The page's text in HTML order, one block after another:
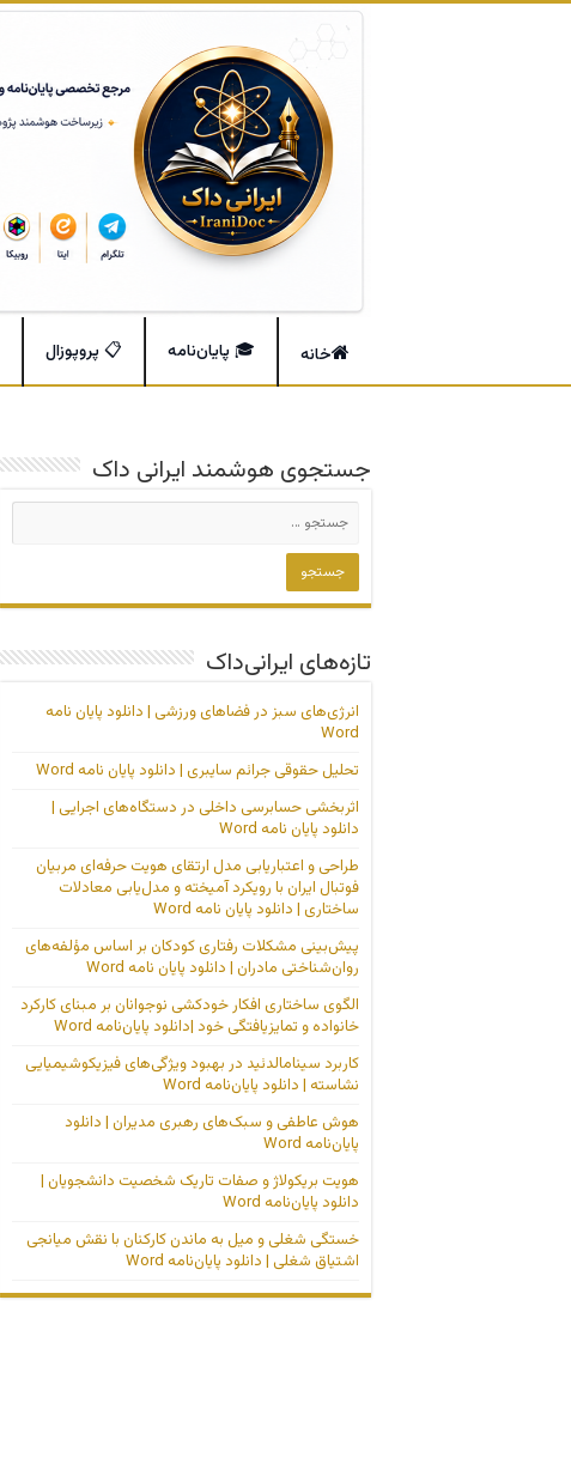
خانه 🎓 پایان‌نامه 📋 پروپوزال
جستجوی هوشمند ایرانی داک
تازه‌های ایرانی‌داک
انرژی‌های سبز در فضاهای ورزشی | دانلود پایان نامه
Word
تحلیل حقوقی جرائم سایبری | دانلود پایان نامه Word
اثربخشی حسابرسی داخلی در دستگاه‌های اجرایی |
دانلود پایان نامه Word
طراحی و اعتباریابی مدل ارتقای هویت حرفه‌ای مربیان
فوتبال ایران با رویکرد آمیخته و مدل‌یابی معادلات
ساختاری | دانلود پایان نامه Word
پیش‌بینی مشکلات رفتاری کودکان بر اساس مؤلفه‌های
روان‌شناختی مادران | دانلود پایان نامه Word
الگوی ساختاری افکار خودکشی نوجوانان بر مبنای کارکرد
خانواده و تمایزیافتگی خود |دانلود پایان‌نامه Word
کاربرد سینامالدئید در بهبود ویژگی‌های فیزیکوشیمیایی
نشاسته | دانلود پایان‌نامه Word
هوش عاطفی و سبک‌های رهبری مدیران | دانلود
پایان‌نامه Word
هویت بریکولاژ و صفات تاریک شخصیت دانشجویان |
دانلود پایان‌نامه Word
خستگی شغلی و میل به ماندن کارکنان با نقش میانجی
اشتیاق شغلی | دانلود پایان‌نامه Word